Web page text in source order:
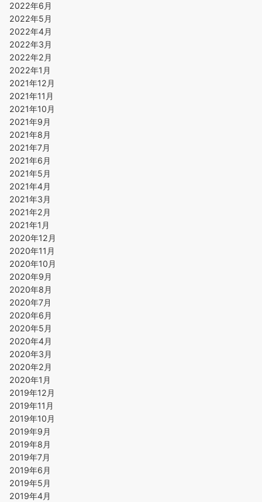
2022年6月
2022年5月
2022年4月
2022年3月
2022年2月
2022年1月
2021年12月
2021年11月
2021年10月
2021年9月
2021年8月
2021年7月
2021年6月
2021年5月
2021年4月
2021年3月
2021年2月
2021年1月
2020年12月
2020年11月
2020年10月
2020年9月
2020年8月
2020年7月
2020年6月
2020年5月
2020年4月
2020年3月
2020年2月
2020年1月
2019年12月
2019年11月
2019年10月
2019年9月
2019年8月
2019年7月
2019年6月
2019年5月
2019年4月